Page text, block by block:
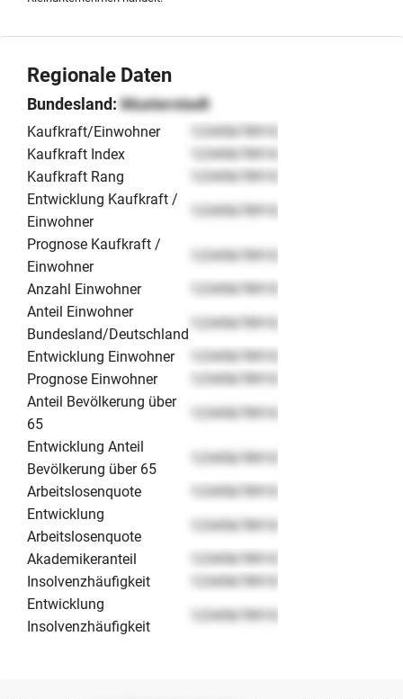
Regionale Daten
Bundesland: Musterstadt
Kaufkraft/Einwohner
12345678910
Kaufkraft Index
12345678910
Kaufkraft Rang
12345678910
Entwicklung Kaufkraft /
Einwohner
12345678910
Prognose Kaufkraft /
Einwohner
12345678910
Anzahl Einwohner
12345678910
Anteil Einwohner
Bundesland/Deutschland
12345678910
Entwicklung Einwohner
12345678910
Prognose Einwohner
12345678910
Anteil Bevölkerung über
65
12345678910
Entwicklung Anteil
Bevölkerung über 65
12345678910
Arbeitslosenquote
12345678910
Entwicklung
Arbeitslosenquote
12345678910
Akademikeranteil
12345678910
Insolvenzhäufigkeit
12345678910
Entwicklung
Insolvenzhäufigkeit
12345678910